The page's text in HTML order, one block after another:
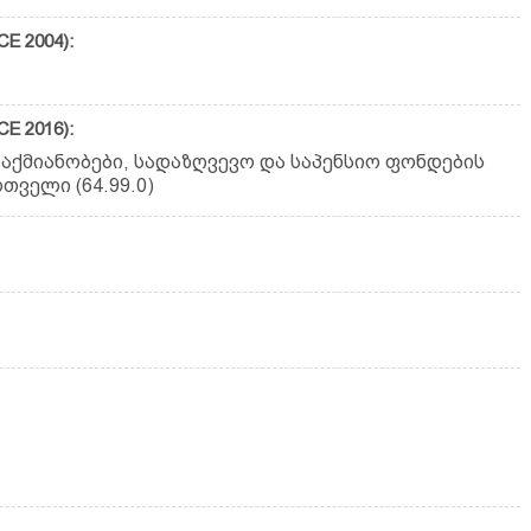
2004):
2016):
სადაზღვევო და საპენსიო ფონდების
(64.99.0)